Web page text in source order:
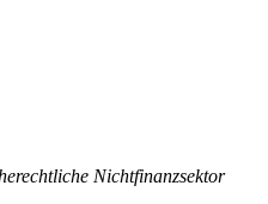
Nichtfinanzsektor